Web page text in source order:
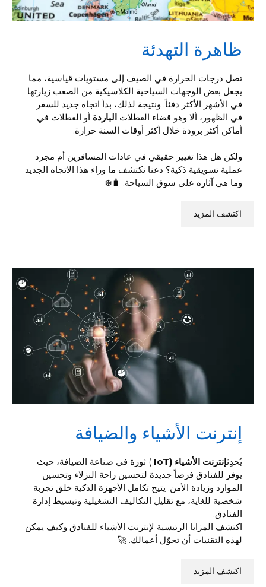
ظاهرة التهدئة
تصل درجات الحرارة في الصيف إلى مستويات قياسية، مما
يجعل بعض الوجهات السياحية الكلاسيكية من الصعب زيارتها
في الأشهر الأكثر دفئاً. ونتيجة لذلك، بدأ اتجاه جديد للسفر
في الظهور، ألا وهو قضاء العطلات الباردة أو العطلات في
أماكن أكثر برودة خلال أكثر أوقات السنة حرارة.
ولكن هل هذا تغيير حقيقي في عادات المسافرين أم مجرد
عملية تسويقية ذكية؟ دعنا نكتشف ما وراء هذا الاتجاه الجديد
وما هي آثاره على سوق السياحة. 🧳❄️
اكتشف المزيد
إنترنت الأشياء والضيافة
يُحدِثإنترنت الأشياء (IoT
) ثورة في صناعة الضيافة، حيث
يوفر للفنادق فرصاً جديدة لتحسين راحة النزلاء وتحسين
الموارد وزيادة الأمن. يتيح تكامل الأجهزة الذكية خلق تجربة
شخصية للغاية، مع تقليل التكاليف التشغيلية وتبسيط إدارة
الفنادق.
اكتشف المزايا الرئيسية لإنترنت الأشياء للفنادق وكيف يمكن
لهذه التقنيات أن تحوّل أعمالك. 🚀
اكتشف المزيد